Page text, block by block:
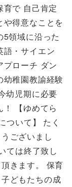
で 自己肯定
得意なことを
5領域に沿った
語・サイエン
プローチ ダン
稚園教諭経験
幼児期に必要
【ゆめてら
ついて】 たく
ございまし
ては終了致し
きます。 保育
どもたちの成